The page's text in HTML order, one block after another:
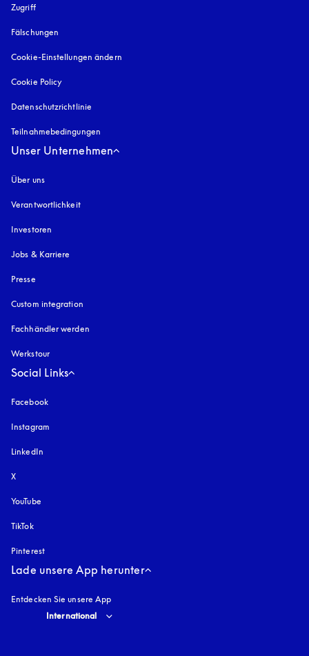
Zugrifföffnet sich in einem neuen Tab
Fälschungen
Cookie-Einstellungen ändern
Cookie Policy
Datenschutzrichtlinie
Teilnahmebedingungen
Unser Unternehmen
Über uns
Verantwortlichkeit
Investoren
Jobs & Karriere
Presse
Custom integration
Fachhändler werden
Werkstour
Social Links
Facebook
Instagram
LinkedIn
X
YouTube
TikTok
Pinterest
Lade unsere App herunter
Entdecken Sie unsere App
Select country and language
International